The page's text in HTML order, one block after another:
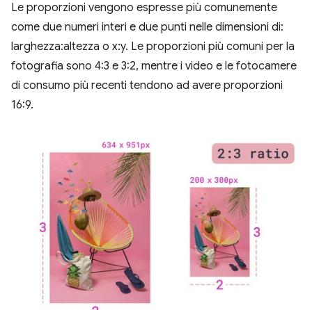
Le proporzioni vengono espresse più comunemente
come due numeri interi e due punti nelle dimensioni di:
larghezza:altezza o x:y. Le proporzioni più comuni per la
fotografia sono 4:3 e 3:2, mentre i video e le fotocamere
di consumo più recenti tendono ad avere proporzioni
16:9.